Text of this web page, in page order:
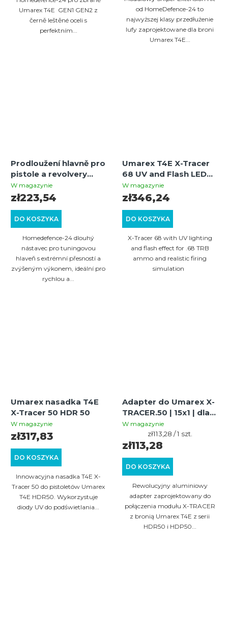
Umarex T4E GEN1 GEN2 z
černě leštěné oceli s
perfektním...
od HomeDefence-24 to
najwyższej klasy przedłużenie
lufy zaprojektowane dla broni
Umarex T4E...
Prodloužení hlavně pro
pistole a revolvery
Umarex T4E cal.50 /
30J+ GEN1 GEN2
W magazynie
DO KOSZYKA
zł223,54
Homedefence-24 dlouhý
nástavec pro tuningovou
hlaveň s extrémní přesností a
zvýšeným výkonem, ideální pro
rychlou a...
Umarex T4E X-Tracer
68 UV and Flash LED
Muzzle Device for HDX
68 and TX 68
W magazynie
DO KOSZYKA
zł346,24
X-Tracer 68 with UV lighting
and flash effect for .68 TRB
ammo and realistic firing
simulation
Umarex nasadka T4E
X-Tracer 50 HDR 50
W magazynie
DO KOSZYKA
zł317,83
Innowacyjna nasadka T4E X-
Tracer 50 do pistoletów Umarex
T4E HDR50. Wykorzystuje
diody UV do podświetlania...
Adapter do Umarex X-
TRACER.50 | 15x1 | dla
CAL.50 GEN1 GEN2
W magazynie
DO KOSZYKA
zł113,28
Cena
jednostkowa:
zł113,28 / 1 szt.
Rewolucyjny aluminiowy
adapter zaprojektowany do
połączenia modułu X-TRACER
z bronią Umarex T4E z serii
HDR50 i HDP50...